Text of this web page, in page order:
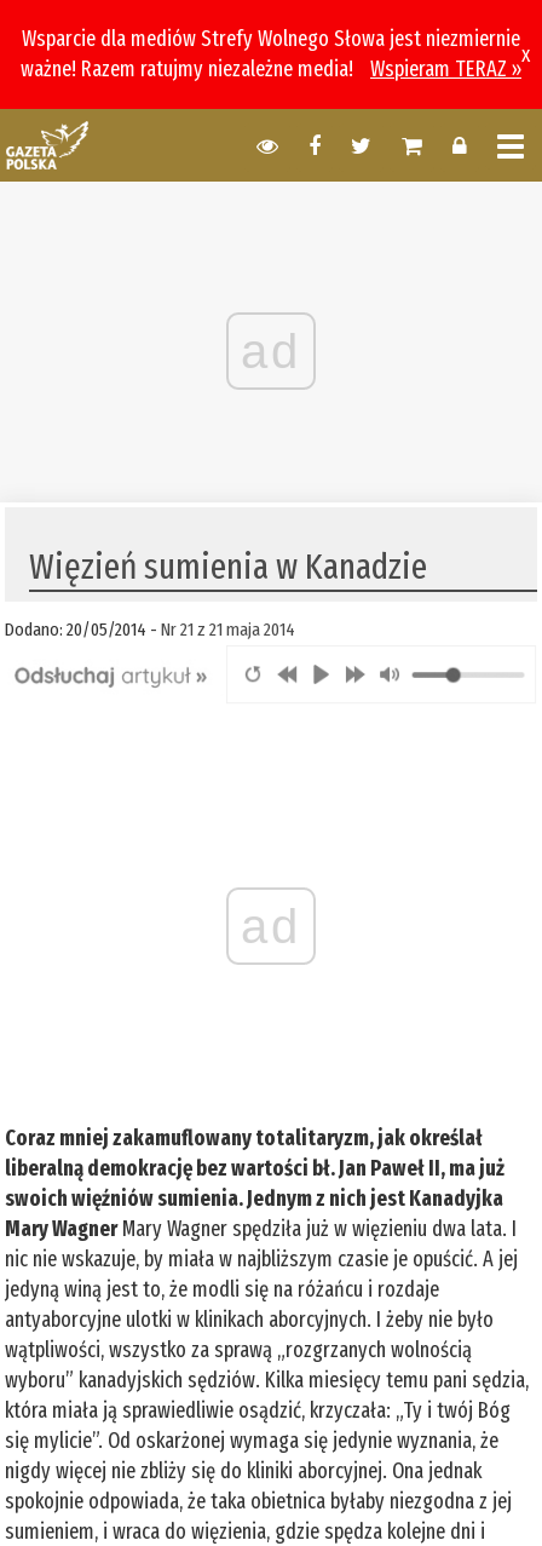
Wsparcie dla mediów Strefy Wolnego Słowa jest niezmiernie
ważne! Razem ratujmy niezależne media!
Wspieram TERAZ »
x
ad
Więzień sumienia w Kanadzie
Dodano: 20/05/2014 -Nr 21 z 21 maja 2014
ad
Coraz mniej zakamuflowany totalitaryzm, jak określał
liberalną demokrację bez wartości bł. Jan Paweł II, ma już
swoich więźniów sumienia. Jednym z nich jest Kanadyjka
Mary WagnerMary Wagner spędziła już w więzieniu dwa lata. I
nic nie wskazuje, by miała w najbliższym czasie je opuścić. A jej
jedyną winą jest to, że modli się na różańcu i rozdaje
antyaborcyjne ulotki w klinikach aborcyjnych. I żeby nie było
wątpliwości, wszystko za sprawą „rozgrzanych wolnością
wyboru” kanadyjskich sędziów. Kilka miesięcy temu pani sędzia,
która miała ją sprawiedliwie osądzić, krzyczała: „Ty i twój Bóg
się mylicie”. Od oskarżonej wymaga się jedynie wyznania, że
nigdy więcej nie zbliży się do kliniki aborcyjnej. Ona jednak
spokojnie odpowiada, że taka obietnica byłaby niezgodna z jej
sumieniem, i wraca do więzienia, gdzie spędza kolejne dni i